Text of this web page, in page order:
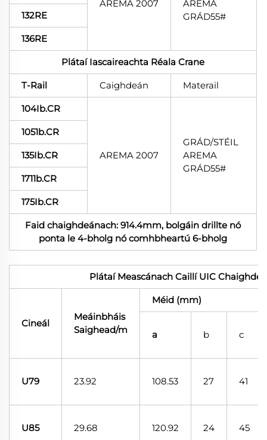
AREMA 2007
AREMA
GRÁD55#
132RE
136RE
Plátaí Iascaireachta Réala Crane
T-Rail Caighdeán Materail
104Ib.CR
AREMA 2007
GRÁD/STÉIL
AREMA
GRÁD55#
1051b.CR
135Ib.CR
1711b.CR
175Ib.CR
Faid chaighdeánach: 914.4mm, bolgáin drillte nó
ponta le 4-bholg nó comhbheartú 6-bholg
Plátaí Meascánach Caillí UIC
Cineál
Meáinbháis
Saighead/m
Méid (mm)
a b c
U79 23.92 108.53 27 41
U85 29.68 120.92 24 45